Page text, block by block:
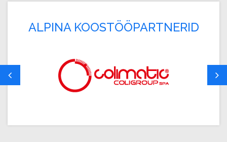
ALPINA KOOSTÖÖPARTNERID